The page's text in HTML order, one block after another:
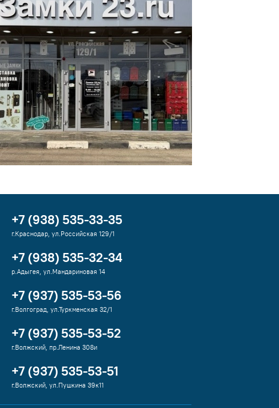
+7 (938) 535-33-35
г.Краснодар, ул.Российская 129/1
+7 (938) 535-32-34
р.Адыгея, ул.Мандариновая 14
+7 (937) 535-53-56
г.Волгоград, ул.Туркменская 32/1
+7 (937) 535-53-52
г.Волжский, пр.Ленина 308и
+7 (937) 535-53-51
г.Волжский, ул.Пушкина 39к11